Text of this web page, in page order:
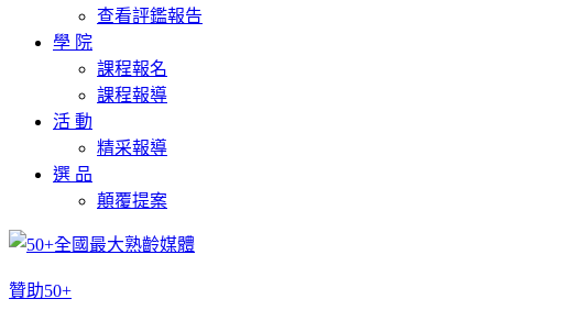
查看評鑑報告
學 院
課程報名
課程報導
活 動
精采報導
選 品
顛覆提案
贊助50+